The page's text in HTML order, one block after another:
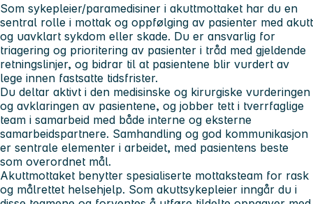
Som sykepleier/paramedisiner i akuttmottaket har du en
sentral rolle i mottak og oppfølging av pasienter med akutt
og uavklart sykdom eller skade. Du er ansvarlig for
triagering og prioritering av pasienter i tråd med gjeldende
retningslinjer, og bidrar til at pasientene blir vurdert av
lege innen fastsatte tidsfrister.
Du deltar aktivt i den medisinske og kirurgiske vurderingen
og avklaringen av pasientene, og jobber tett i tverrfaglige
team i samarbeid med både interne og eksterne
samarbeidspartnere. Samhandling og god kommunikasjon
er sentrale elementer i arbeidet, med pasientens beste
som overordnet mål.
Akuttmottaket benytter spesialiserte mottaksteam for rask
og målrettet helsehjelp. Som akuttsykepleier inngår du i